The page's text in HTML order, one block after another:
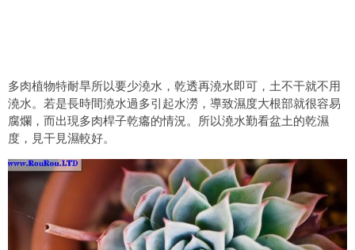
多肉植物特耐旱所以要少澆水，乾透再澆水即可，土不干就不用
澆水。若是長時間澆水過多引起水澇，導致濕度大根部就很容易
腐爛，而出現多肉桿子乾癟的情況。所以澆水勤看盆土的乾濕
度，見干見濕較好。